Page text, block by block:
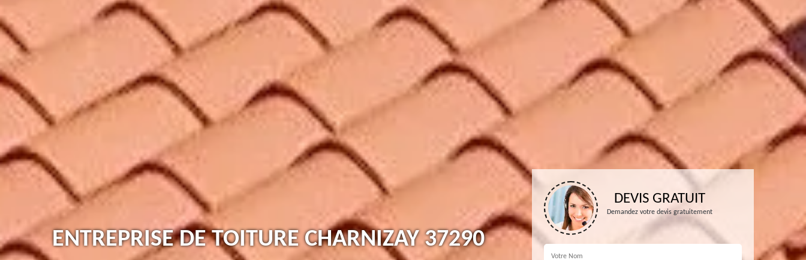
ENTREPRISE DE TOITURE CHARNIZAY 37290
DEVIS GRATUIT
Demandez votre devis gratuitement